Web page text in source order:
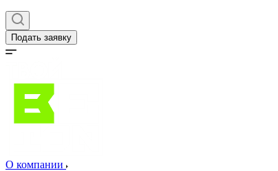
Подать заявку
О компании